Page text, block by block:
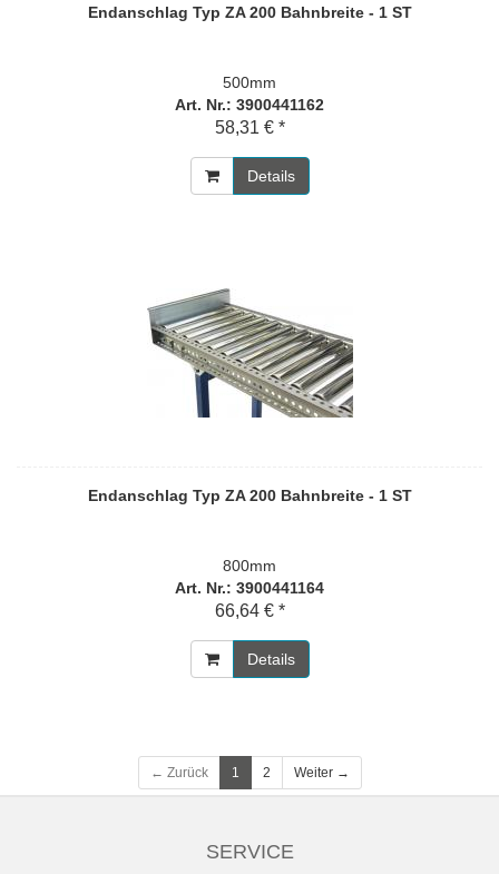
Endanschlag Typ ZA 200 Bahnbreite - 1 ST
500mm
Art. Nr.: 3900441162
58,31 € *
Details
Endanschlag Typ ZA 200 Bahnbreite - 1 ST
800mm
Art. Nr.: 3900441164
66,64 € *
Details
← Zurück 1 2 Weiter →
SERVICE